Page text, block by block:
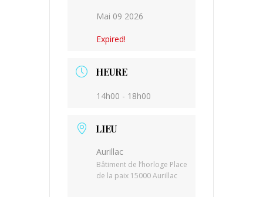
Mai 09 2026
Expired!
HEURE
14h00 - 18h00
LIEU
Aurillac
Bâtiment de l’horloge Place
de la paix 15000 Aurillac